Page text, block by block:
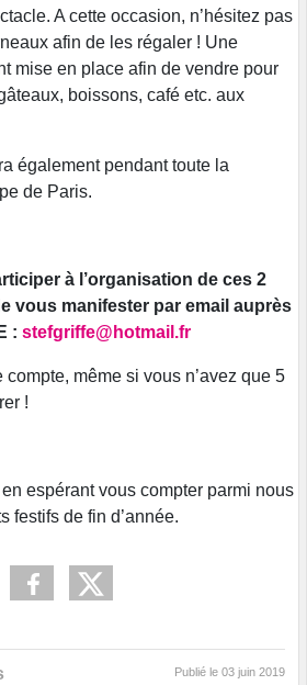
A cette occasion, n’hésitez pas
afin de les régaler ! Une
mise en place afin de vendre pour
boissons, café etc. aux
également pendant toute la
de Paris.
à l’organisation de ces 2
vous manifester par email auprès
: stefgriffe@hotmail.fr
même si vous n’avez que 5
!
espérant vous compter parmi nous
festifs de fin d’année.
Publié le 03 juin 2019